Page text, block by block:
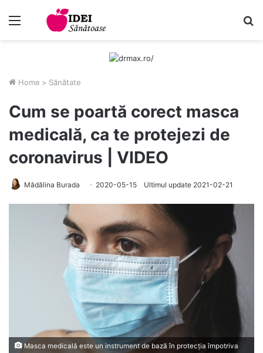
Menu
Home > Sănătate
Cum se poartă corect masca
medicală, ca te protejezi de
coronavirus | VIDEO
Mădălina Burada 2020-05-15 Ultimul update 2021-02-21
Masca medicală este un instrument de bază în protecția împotriva